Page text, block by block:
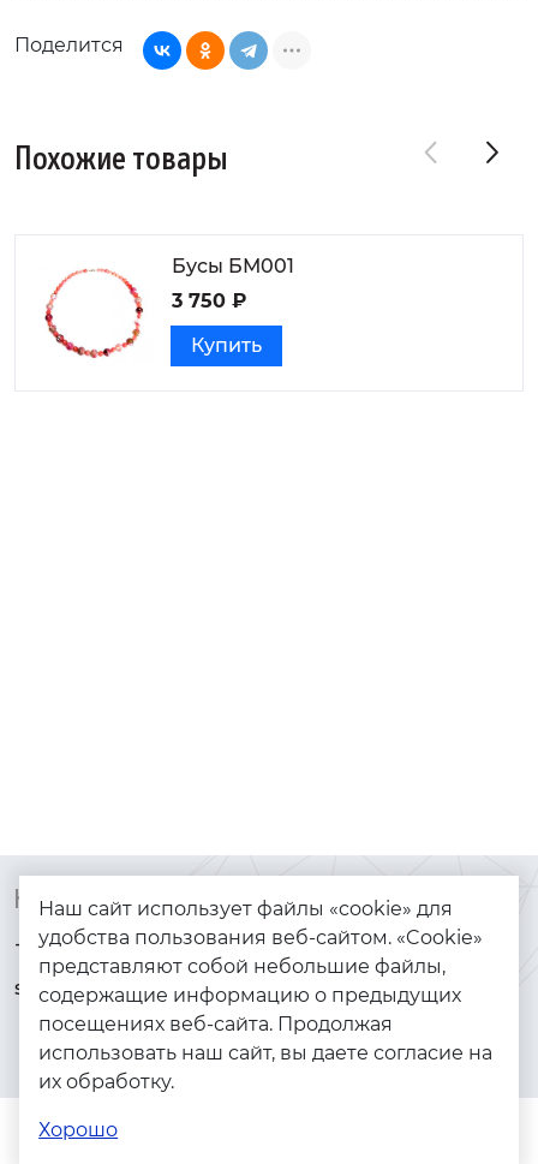
Поделится
Похожие товары
Бусы БМ001
3 750 ₽
Купить
Контакты
+7 (925) 144-64-73
serebryanyye.grani@mail.ru
Каталог
Браслеты
Золото
Серебро
Помощь
Наш сайт использует файлы «cookie» для
удобства пользования веб-сайтом. «Cookie»
представляют собой небольшие файлы,
содержащие информацию о предыдущих
посещениях веб-сайта. Продолжая
использовать наш сайт, вы даете согласие на
их обработку.
Хорошо